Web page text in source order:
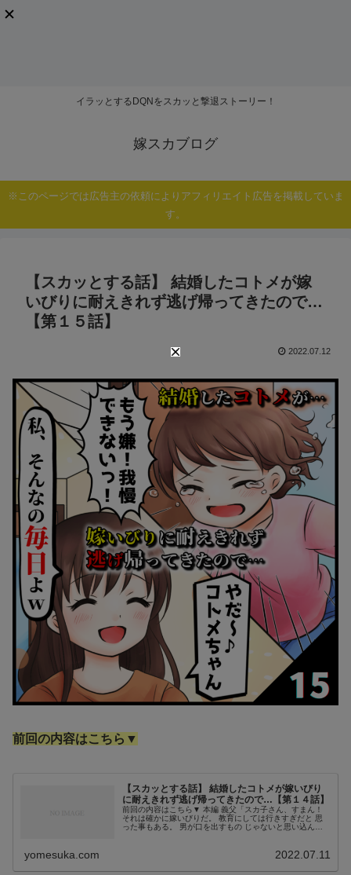
イラッとするDQNをスカッと撃退ストーリー！
嫁スカブログ
※このページでは広告主の依頼によりアフィリエイト広告を掲載していま
す。
【スカッとする話】 結婚したコトメが嫁
いびりに耐えきれず逃げ帰ってきたので…
【第１５話】
2022.07.12
前回の内容はこちら▼
【スカッとする話】 結婚したコトメが嫁いびり
に耐えきれず逃げ帰ってきたので…【第１４話】
前回の内容はこちら▼ 本編 義父「スカ子さん、すまん！
それは確かに嫁いびりだ。 教育にしては行きすぎだと 思
った事もある。 男が口を出すもの じゃないと思い込ん
yomesuka.com 2022.07.11